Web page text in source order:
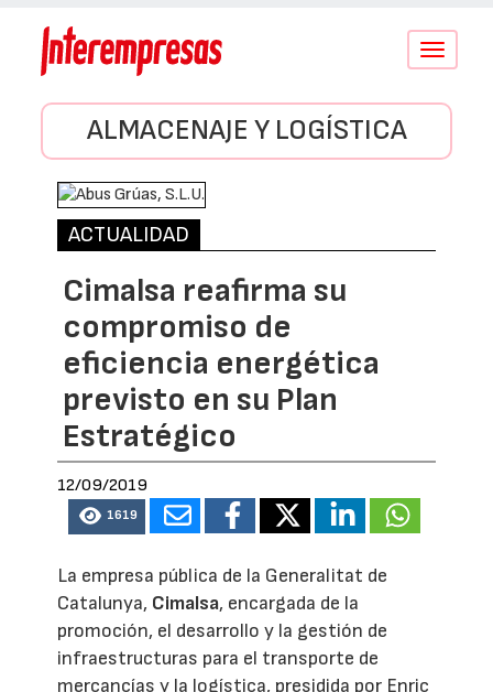
Conmutar
ALMACENAJE Y LOGÍSTICA
ACTUALIDAD
Cimalsa reafirma su
compromiso de
eficiencia energética
previsto en su Plan
Estratégico
12/09/2019
1619
La empresa pública de la Generalitat de
Catalunya, Cimalsa, encargada de la
promoción, el desarrollo y la gestión de
infraestructuras para el transporte de
mercancías y la logística, presidida por Enric